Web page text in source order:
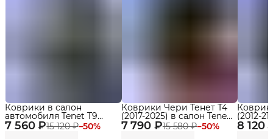
7 560 ₽15 120 ₽−50%
Коврики в салон
автомобиля Tenet T9
(2024-2025) Premium с
бортиками Эва, Eva
7 790 ₽15 580 ₽−50%
Коврики Чери Тенет Т4
(2017-2025) в салон Tenet
T4 (2025 - по н.в.) с
бортиками, эва, eva
8 120
(2012-